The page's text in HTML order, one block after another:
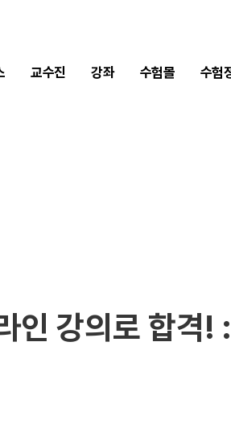
강의로 합격!
교수진 강좌 수험몰 수험